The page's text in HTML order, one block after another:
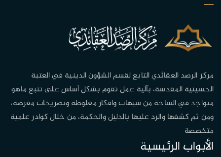
مركز الرصد العقائدي التابع لقسم الشؤون الدينية في العتبة
الحسينية المقدسة، بآلية عمل تقوم بشكل أساس على تتبع ماهو
متواجد في الساحة من شبهات وافكار مغلوطة وتصريحات مغرضة،
ومن ثم كشفها والرد عليها بالدليل والحكمة، من خلال كوادر علمية
متخصصة
الأبواب الرئيسية